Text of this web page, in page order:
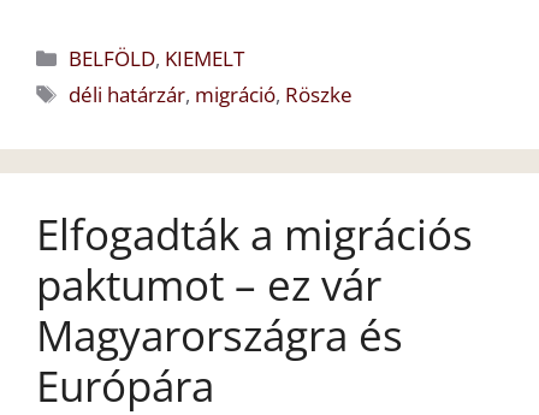
Kategória
BELFÖLD, KIEMELT
Címkék
déli határzár, migráció, Röszke
Elfogadták a migrációs
paktumot – ez vár
Magyarországra és
Európára